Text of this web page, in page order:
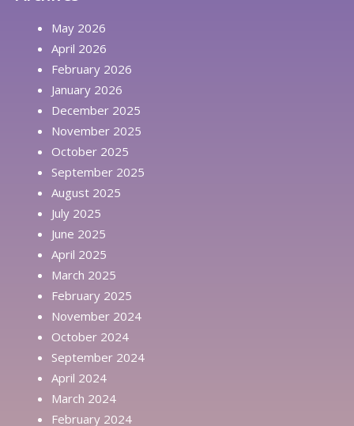
May 2026
April 2026
February 2026
January 2026
December 2025
November 2025
October 2025
September 2025
August 2025
July 2025
June 2025
April 2025
March 2025
February 2025
November 2024
October 2024
September 2024
April 2024
March 2024
February 2024